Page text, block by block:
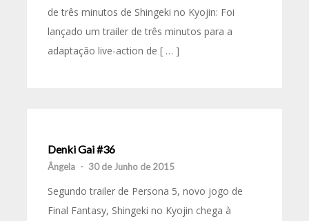
de três minutos de Shingeki no Kyojin: Foi
lançado um trailer de três minutos para a
adaptação live-action de [ … ]
Denki Gai #36
Ângela - 30 de Junho de 2015
Segundo trailer de Persona 5, novo jogo de
Final Fantasy, Shingeki no Kyojin chega à